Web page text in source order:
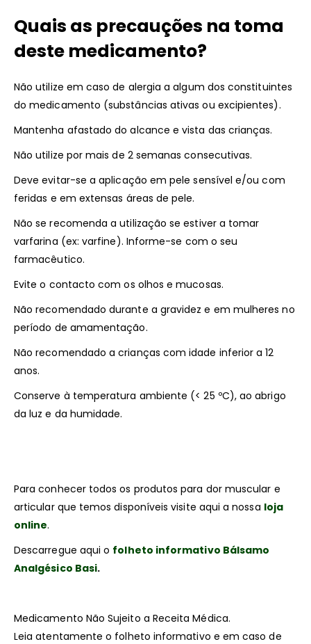
Quais as precauções na toma
deste medicamento?
Não utilize em caso de alergia a algum dos constituintes
do medicamento (substâncias ativas ou excipientes).
Mantenha afastado do alcance e vista das crianças.
Não utilize por mais de 2 semanas consecutivas.
Deve evitar-se a aplicação em pele sensível e/ou com
feridas e em extensas áreas de pele.
Não se recomenda a utilização se estiver a tomar
varfarina (ex: varfine). Informe-se com o seu
farmacêutico.
Evite o contacto com os olhos e mucosas.
Não recomendado durante a gravidez e em mulheres no
período de amamentação.
Não recomendado a crianças com idade inferior a 12
anos.
Conserve à temperatura ambiente (< 25 ºC), ao abrigo
da luz e da humidade.
Para conhecer todos os produtos para dor muscular e
articular que temos disponíveis visite aqui a nossa loja
online.
Descarregue aqui o folheto informativo Bálsamo
Analgésico Basi.
Medicamento Não Sujeito a Receita Médica.
Leia atentamente o folheto informativo e em caso de